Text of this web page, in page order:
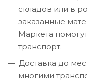
складов или в
заказанные
Маркета
транспорт;
Доставка до
многими